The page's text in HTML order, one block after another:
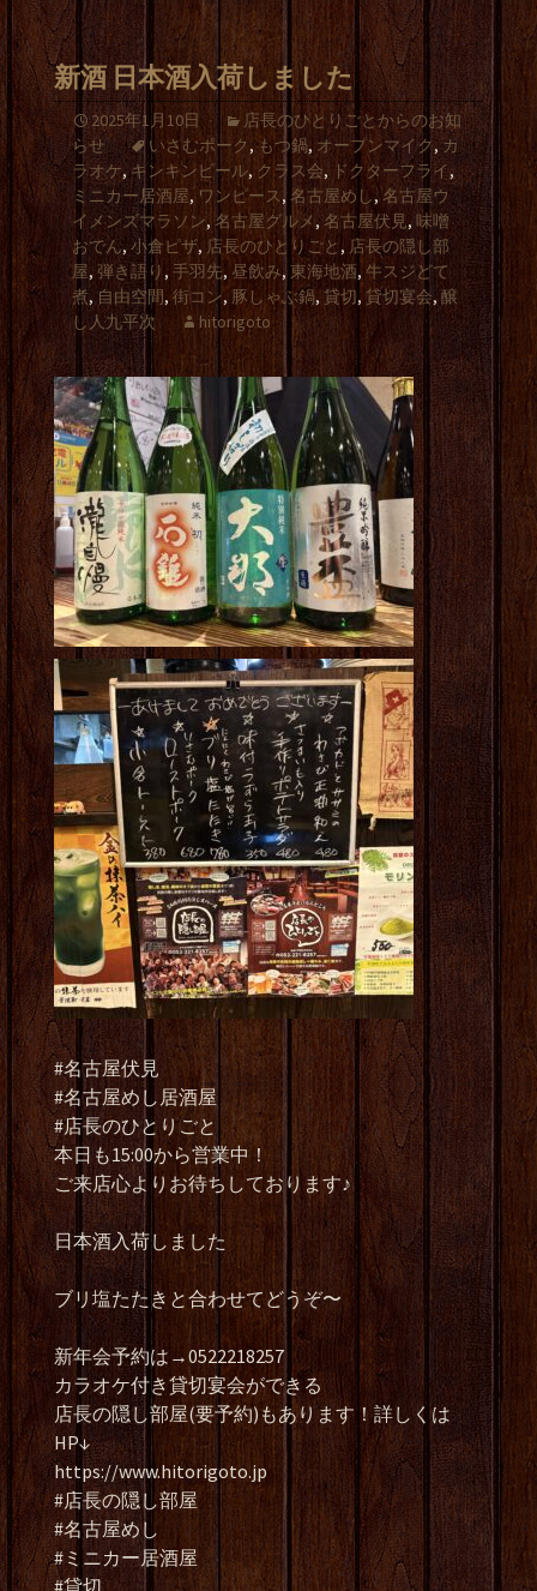
新酒 日本酒入荷しました
2025年1月10日
店長のひとりごとからのお知
らせ
いさむポーク,もつ鍋, オープンマイク,カ
ラオケ, キンキンビール, クラス会, ドクターフライ,
ミニカー居酒屋, ワンピース, 名古屋めし,名古屋ウ
イメンズマラソン, 名古屋グルメ ,名古屋伏見,味噌
おでん,小倉ピザ, 店長のひとりごと , 店長の隠し部
屋, 弾き語り , 手羽先, 昼飲み, 東海地酒, 牛スジどて
煮, 自由空間, 街コン, 豚しゃぶ鍋, 貸切, 貸切宴会, 醸
し人九平次
hitorigoto
#名古屋伏見
#名古屋めし居酒屋
#店長のひとりごと
本日も15:00から営業中！
ご来店心よりお待ちしております♪
日本酒入荷しました
ブリ塩たたきと合わせてどうぞ〜
新年会予約は→0522218257
カラオケ付き貸切宴会ができる
店長の隠し部屋(要予約)もあります！詳しくは
HP↓
https://www.hitorigoto.jp
#店長の隠し部屋
#名古屋めし
#ミニカー居酒屋
#貸切